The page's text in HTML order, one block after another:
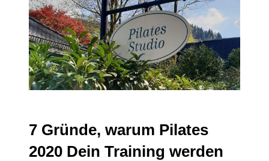
7 Gründe, warum Pilates
2020 Dein Training werden